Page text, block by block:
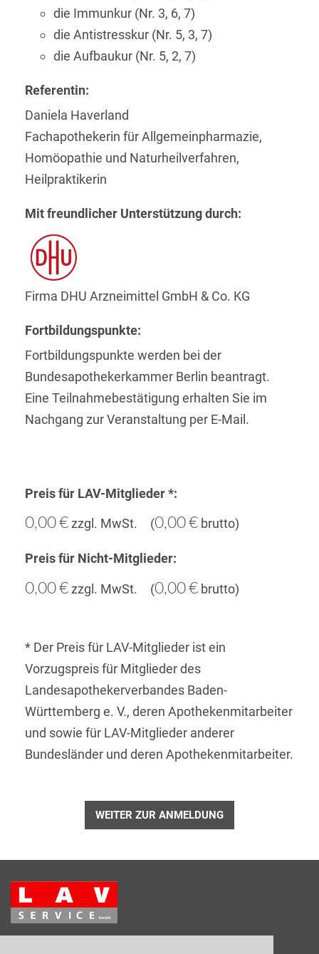
die Immunkur (Nr. 3, 6, 7)
die Antistresskur (Nr. 5, 3, 7)
die Aufbaukur (Nr. 5, 2, 7)
Referentin:
Daniela Haverland
Fachapothekerin für Allgemeinpharmazie,
Homöopathie und Naturheilverfahren,
Heilpraktikerin
Mit freundlicher Unterstützung durch:
Firma DHU Arzneimittel GmbH & Co. KG
Fortbildungs­punkte:
Fortbildungspunkte werden bei der
Bundesapothekerkammer Berlin beantragt.
Eine Teilnahmebestätigung erhalten Sie im
Nachgang zur Veranstaltung per E-Mail.
Preis für LAV-Mitglieder *:
0,00 €zzgl. MwSt. (0,00 € brutto)
Preis für Nicht-Mitglieder:
0,00 €zzgl. MwSt. (0,00 € brutto)
* Der Preis für LAV-Mitglieder ist ein
Vorzugspreis für Mitglieder des
Landesapothekerverbandes Baden-
Württemberg e. V., deren Apothekenmitarbeiter
und sowie für LAV-Mitglieder anderer
Bundesländer und deren Apothekenmitarbeiter.
WEITER ZUR ANMELDUNG